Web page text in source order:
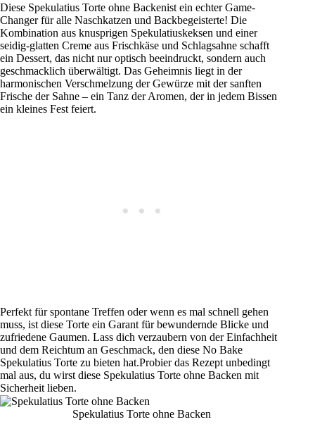
Diese Spekulatius Torte ohne Backenist ein echter Game-
Changer für alle Naschkatzen und Backbegeisterte! Die
Kombination aus knusprigen Spekulatiuskeksen und einer
seidig-glatten Creme aus Frischkäse und Schlagsahne schafft
ein Dessert, das nicht nur optisch beeindruckt, sondern auch
geschmacklich überwältigt. Das Geheimnis liegt in der
harmonischen Verschmelzung der Gewürze mit der sanften
Frische der Sahne – ein Tanz der Aromen, der in jedem Bissen
ein kleines Fest feiert.
Perfekt für spontane Treffen oder wenn es mal schnell gehen
muss, ist diese Torte ein Garant für bewundernde Blicke und
zufriedene Gaumen. Lass dich verzaubern von der Einfachheit
und dem Reichtum an Geschmack, den diese No Bake
Spekulatius Torte zu bieten hat.Probier das Rezept unbedingt
mal aus, du wirst diese Spekulatius Torte ohne Backen mit
Sicherheit lieben.
Spekulatius Torte ohne Backen